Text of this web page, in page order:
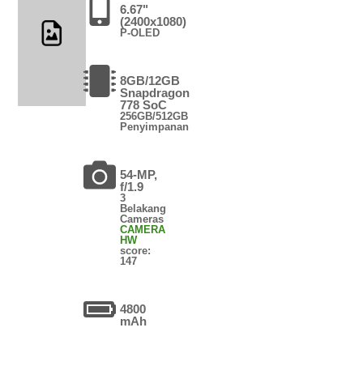
6.67"
(2400x1080)
P-OLED
8GB/12GB
Snapdragon
778 SoC
256GB/512GB
Penyimpanan
54-MP,
f/1.9
3
Belakang
Cameras
CAMERA
HW
score:
147
4800
mAh